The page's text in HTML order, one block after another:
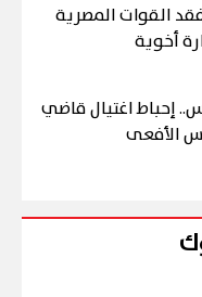
القوات المصرية
أخوية
إحباط اغتيال قاضي